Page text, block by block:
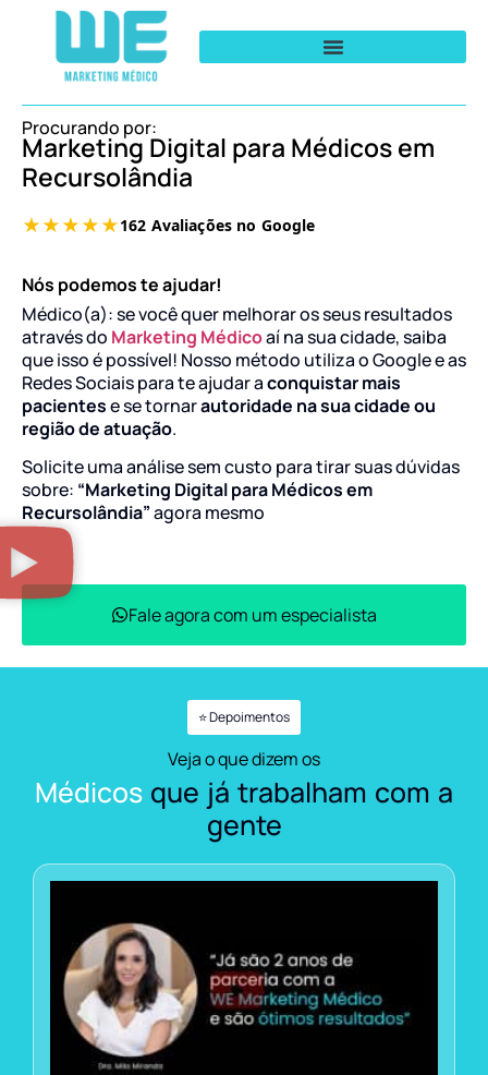
Procurando por:
Marketing Digital para Médicos em
Recursolândia
Nós podemos te ajudar!
Médico(a): se você quer melhorar os seus resultados
através do Marketing Médicoaí na sua cidade, saiba
que isso é possível! Nosso método utiliza o Google e as
Redes Sociais para te ajudar aconquistar mais
pacientese se tornarautoridade na sua cidade ou
região de atuação.
Solicite uma análise sem custo para tirar suas dúvidas
sobre: “Marketing Digital para Médicos em
Recursolândia”agora mesmo
Fale agora com um especialista
⭐ Depoimentos
Veja o que dizem os
Médicos que já trabalham com a
gente